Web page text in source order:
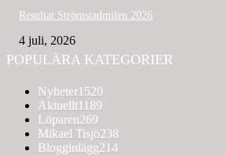
Resultat Strömstadmilen 2026
4 juli, 2026
POPULÄRA KATEGORIER
Nyheter1520
Aktuellt1189
Löparen269
Mikael Tisjö238
Blogginlägg214